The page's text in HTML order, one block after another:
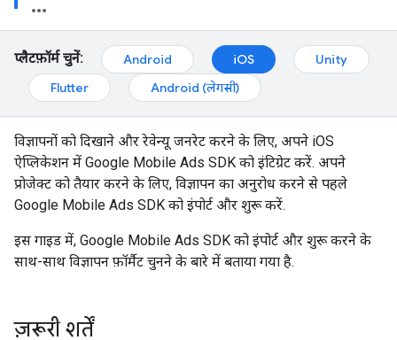
प्लैटफ़ॉर्म चुनें: Android iOS
Unity
Flutter
Android (लेगसी)
विज्ञापनों को दिखाने और रेवेन्यू जनरेट करने के लिए, अपने iOS
ऐप्लिकेशन में Google Mobile Ads SDK को इंटिग्रेट करें. अपने
प्रोजेक्ट को तैयार करने के लिए, विज्ञापन का अनुरोध करने से पहले
Google Mobile Ads SDK को इंपोर्ट और शुरू करें.
इस गाइड में, Google Mobile Ads SDK को इंपोर्ट और शुरू करने के
साथ-साथ विज्ञापन फ़ॉर्मैट चुनने के बारे में बताया गया है.
ज़रूरी शर्तें